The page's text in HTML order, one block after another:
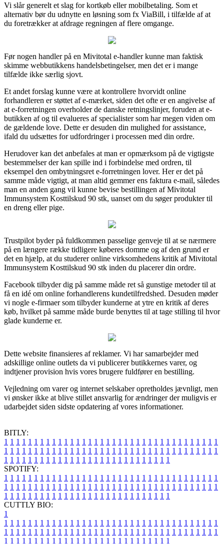
Vi slår generelt et slag for kortkøb eller mobilbetaling. Som et
alternativ bør du udnytte en løsning som fx ViaBill, i tilfælde af at
du foretrækker at afdrage regningen af flere omgange.
Før nogen handler på en Mivitotal e-handler kunne man faktisk
skimme webbutikkens handelsbetingelser, men det er i mange
tilfælde ikke særlig sjovt.
Et andet forslag kunne være at kontrollere hvorvidt online
forhandleren er støttet af e-mærket, siden det ofte er en angivelse af
at e-forretningen overholder de danske retningslinjer, foruden at e-
butikken af og til evalueres af specialister som har megen viden om
de gældende love. Dette er desuden din mulighed for assistance,
ifald du udsættes for udfordringer i processen med din ordre.
Herudover kan det anbefales at man er opmærksom på de vigtigste
bestemmelser der kan spille ind i forbindelse med ordren, til
eksempel den ombytningsret e-forretningen lover. Her er det på
samme måde vigtigt, at man altid gemmer ens faktura e-mail, således
man en anden gang vil kunne bevise bestillingen af Mivitotal
Immunsystem Kosttilskud 90 stk, uanset om du søger produkter til
en dreng eller pige.
Trustpilot byder på fuldkommen passelige genveje til at se nærmere
på en længere række tidligere køberes domme og af den grund er
det en hjælp, at du studerer online virksomhedens kritik af Mivitotal
Immunsystem Kosttilskud 90 stk inden du placerer din ordre.
Facebook tilbyder dig på samme måde ret så gunstige metoder til at
få en idé om online forhandlerens kundetilfredshed. Desuden møder
vi nogle e-firmaer som tilbyder kunderne at ytre en kritik af deres
køb, hvilket på samme måde burde benyttes til at tage stilling til hvor
glade kunderne er.
Dette website finansieres af reklamer. Vi har samarbejder med
adskillige online outlets da vi publicerer butikkernes varer, og
indtjener provision hvis vores brugere fuldfører en bestilling.
Vejledning om varer og internet selskaber opretholdes jævnligt, men
vi ønsker ikke at blive stillet ansvarlig for ændringer der muligvis er
udarbejdet siden sidste opdatering af vores informationer.
BITLY:
1 1 1 1 1 1 1 1 1 1 1 1 1 1 1 1 1 1 1 1 1 1 1 1 1 1 1 1 1 1 1 1 1 1 1 1
1 1 1 1 1 1 1 1 1 1 1 1 1 1 1 1 1 1 1 1 1 1 1 1 1 1 1 1 1 1 1 1 1 1 1 1
1 1 1 1 1 1 1 1 1 1 1 1 1 1 1 1 1 1 1 1 1 1 1 1 1 1 1 1
SPOTIFY:
1 1 1 1 1 1 1 1 1 1 1 1 1 1 1 1 1 1 1 1 1 1 1 1 1 1 1 1 1 1 1 1 1 1 1 1
1 1 1 1 1 1 1 1 1 1 1 1 1 1 1 1 1 1 1 1 1 1 1 1 1 1 1 1 1 1 1 1 1 1 1 1
1 1 1 1 1 1 1 1 1 1 1 1 1 1 1 1 1 1 1 1 1 1 1 1 1 1 1 1
CUTTLY BIO:
1
1 1 1 1 1 1 1 1 1 1 1 1 1 1 1 1 1 1 1 1 1 1 1 1 1 1 1 1 1 1 1 1 1 1 1 1
1 1 1 1 1 1 1 1 1 1 1 1 1 1 1 1 1 1 1 1 1 1 1 1 1 1 1 1 1 1 1 1 1 1 1 1
1 1 1 1 1 1 1 1 1 1 1 1 1 1 1 1 1 1 1 1 1 1 1 1 1 1 1 1